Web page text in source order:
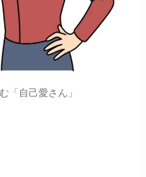
「自己愛さん」